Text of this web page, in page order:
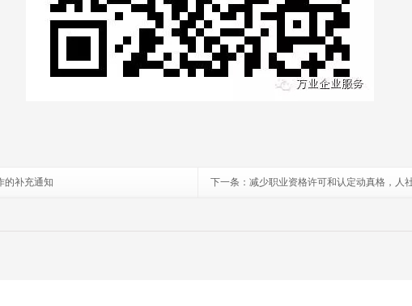
的补充通知 下一条： 减少职业资格许可和认定动真格，人